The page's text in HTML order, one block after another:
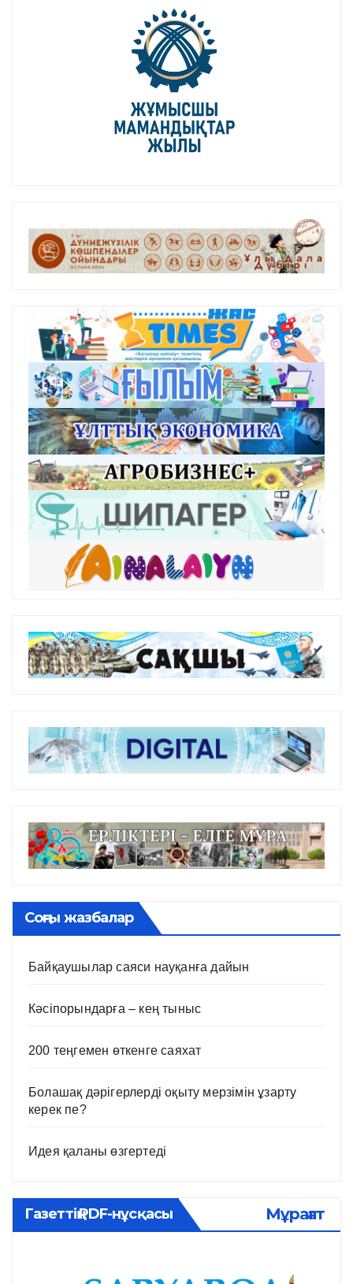
Соңғы жазбалар
Байқаушылар саяси науқанға дайын
Кәсіпорындарға – кең тыныс
200 теңгемен өткенге саяхат
Болашақ дәрігерлерді оқыту мерзімін ұзарту
керек пе?
Идея қаланы өзгертеді
Газеттің PDF-нұсқасы Мұрағат